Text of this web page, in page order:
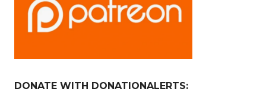
DONATE WITH DONATIONALERTS: